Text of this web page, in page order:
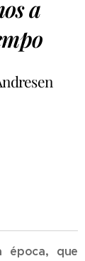
a
época, que